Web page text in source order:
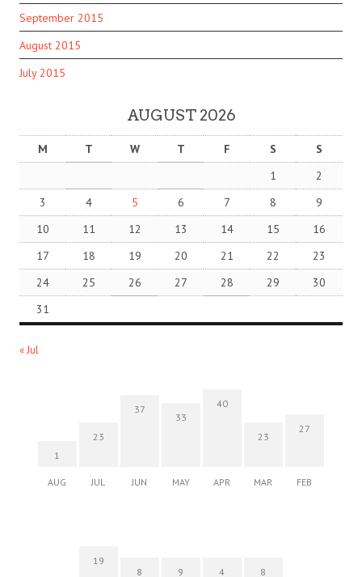
September 2015
August 2015
July 2015
AUGUST 2026
M T W T F S
S
1
2
3
4 5 6 7 8
9
10
11 12 13 14 15
16
17
18 19 20 21 22
23
24
25 26 27 28 29
30
31
« Jul
1
AUG
23
JUL
37
JUN
33
MAY
40
APR
23
MAR
27
FEB
19
8
9 4 8